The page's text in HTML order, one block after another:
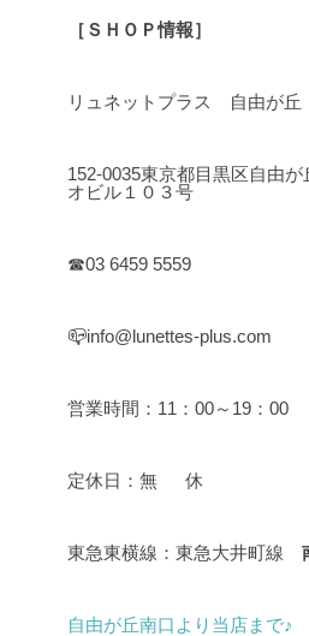
［ＳＨＯＰ情報］
リュネットプラス 自由が丘
152-0035東京都目黒区自由
オビル１０３号
☎03 6459 5559
📪info@lunettes-plus.com
営業時間：11：00～19：00
定休日：無 休
東急東横線：東急大井町線
自由が丘南口より当店まで♪